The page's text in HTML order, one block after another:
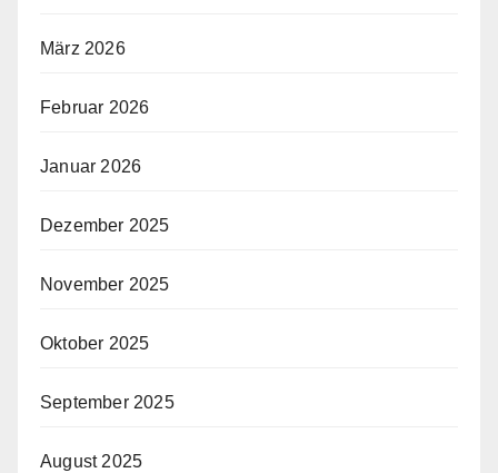
März 2026
Februar 2026
Januar 2026
Dezember 2025
November 2025
Oktober 2025
September 2025
August 2025